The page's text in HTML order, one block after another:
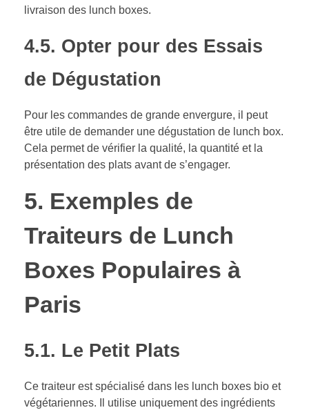
livraison des lunch boxes.
4.5. Opter pour des Essais
de Dégustation
Pour les commandes de grande envergure, il peut
être utile de demander une dégustation de lunch box.
Cela permet de vérifier la qualité, la quantité et la
présentation des plats avant de s’engager.
5. Exemples de
Traiteurs de Lunch
Boxes Populaires à
Paris
5.1. Le Petit Plats
Ce traiteur est spécialisé dans les lunch boxes bio et
végétariennes. Il utilise uniquement des ingrédients